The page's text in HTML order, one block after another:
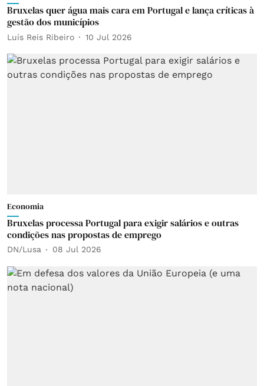
Bruxelas quer água mais cara em Portugal e lança críticas à
gestão dos municípios
Luís Reis Ribeiro 10 Jul 2026
Economia
Bruxelas processa Portugal para exigir salários e outras
condições nas propostas de emprego
DN/Lusa 08 Jul 2026